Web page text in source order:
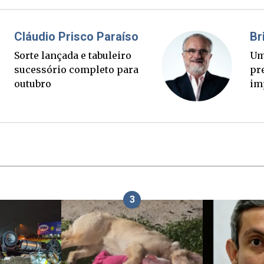
Elias
corre mais rápido
Mas quem
conta?
Fabiano
Ponte
palanque
3